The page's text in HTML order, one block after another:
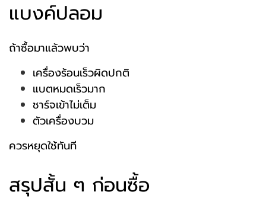
แบงค์ปลอม
ถ้าซื้อมาแล้วพบว่า
เครื่องร้อนเร็วผิดปกติ
แบตหมดเร็วมาก
ชาร์จเข้าไม่เต็ม
ตัวเครื่องบวม
ควรหยุดใช้ทันที
สรุปสั้น ๆ ก่อนซื้อ